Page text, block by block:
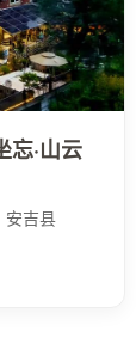
忘·山云
安吉县